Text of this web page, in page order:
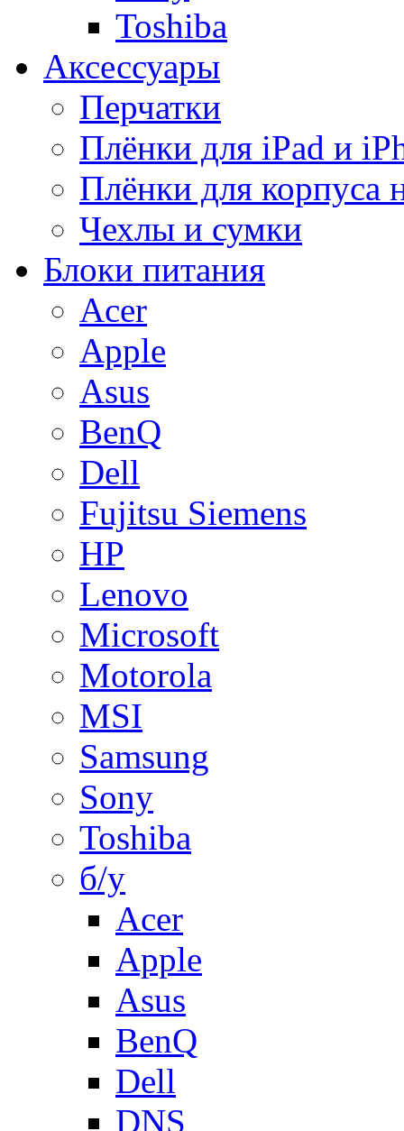
Toshiba
Аксессуары
Перчатки
Плёнки для iPad и
Плёнки для корпуса
Чехлы и сумки
Блоки питания
Acer
Apple
Asus
BenQ
Dell
Fujitsu Siemens
HP
Lenovo
Microsoft
Motorola
MSI
Samsung
Sony
Toshiba
б/у
Acer
Apple
Asus
BenQ
Dell
DNS